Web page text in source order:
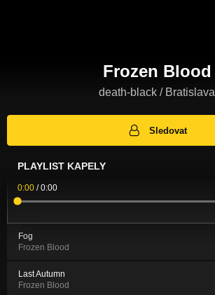
Frozen Blood
death-black / Bratislava
Sledovat
PLAYLIST KAPELY
0:00 /0:00
Fog
Frozen Blood
Last Autumn
Frozen Blood